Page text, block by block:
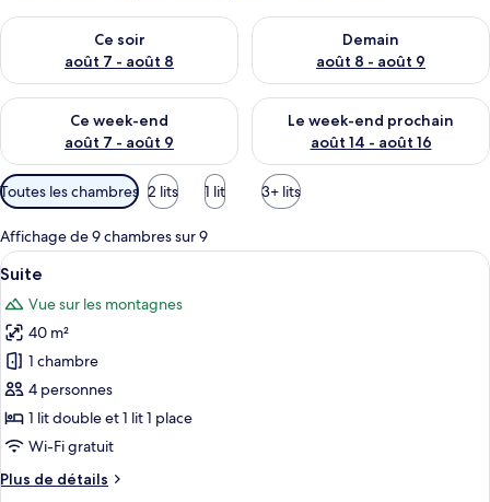
Ce soir
août 7 - août 8
Vérifier la disponibilité pour ce soir août 7 - août 8
Demain
août 8 - août 9
Vérifier la disponibilité pour
Ce week-end
août 7 - août 9
Vérifier la disponibilité pour ce week-end août 7 - août 9
Le week-end prochain
août 14 - août 16
Vérifier la disponibilité pour
Filtres
disponibles
pour
les
chambres
Toutes les chambres 2 lits 1 lit 3+ lits
Affichage de 9 chambres sur 9
Afficher
toutes
les
photos
pour
ce
type
de
chambre :
Suite
Une salle de bain moderne avec
19
Suite
Vue sur les montagnes
40 m²
1 chambre
4 personnes
1 lit double et 1 lit 1 place
Wi-Fi gratuit
Plus de détails
Plus